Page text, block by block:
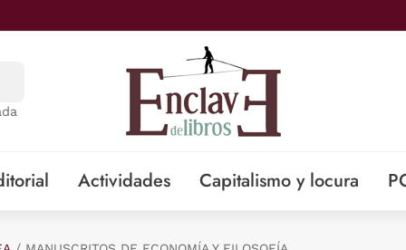
Actividades Capitalismo y locura